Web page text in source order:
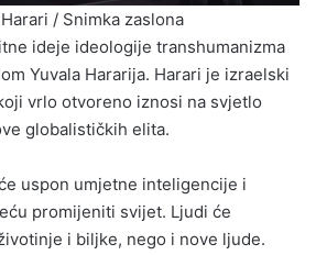
/ Snimka zaslona
ideje ideologije transhumanizma
Yuvala Hararija. Harari je izraelski
vrlo otvoreno iznosi na svjetlo
globalističkih elita.
uspon umjetne inteligencije i
promijeniti svijet. Ljudi će
i biljke, nego i nove ljude.